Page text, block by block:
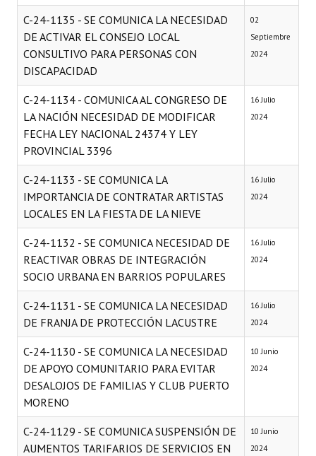
C-24-1135 - SE COMUNICA LA NECESIDAD
DE ACTIVAR EL CONSEJO LOCAL
CONSULTIVO PARA PERSONAS CON
DISCAPACIDAD
02
Septiembre
2024
C-24-1134 - COMUNICA AL CONGRESO DE
LA NACIÓN NECESIDAD DE MODIFICAR
FECHA LEY NACIONAL 24374 Y LEY
PROVINCIAL 3396
16 Julio
2024
C-24-1133 - SE COMUNICA LA
IMPORTANCIA DE CONTRATAR ARTISTAS
LOCALES EN LA FIESTA DE LA NIEVE
16 Julio
2024
C-24-1132 - SE COMUNICA NECESIDAD DE
REACTIVAR OBRAS DE INTEGRACIÓN
SOCIO URBANA EN BARRIOS POPULARES
16 Julio
2024
C-24-1131 - SE COMUNICA LA NECESIDAD
DE FRANJA DE PROTECCIÓN LACUSTRE
16 Julio
2024
C-24-1130 - SE COMUNICA LA NECESIDAD
DE APOYO COMUNITARIO PARA EVITAR
DESALOJOS DE FAMILIAS Y CLUB PUERTO
MORENO
10 Junio
2024
C-24-1129 - SE COMUNICA SUSPENSIÓN DE
AUMENTOS TARIFARIOS DE SERVICIOS EN
10 Junio
2024